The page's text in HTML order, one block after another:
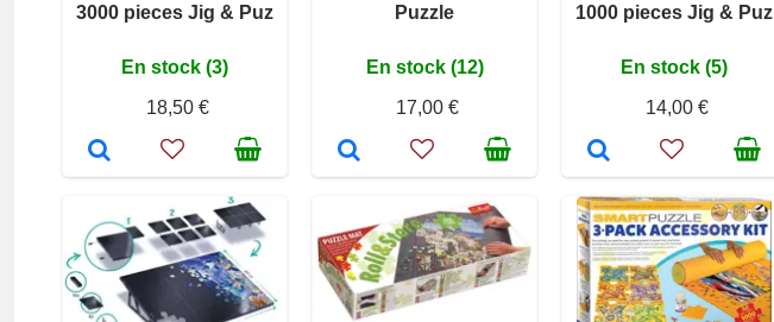
3000 pieces Jig & Puz
En stock (3)
18,50 €
Puzzle
En stock (12)
17,00 €
1000 pieces Jig & Puz
En stock (5)
14,00 €